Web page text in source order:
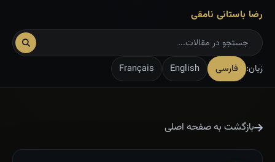
رضا باستانی نامقی
زبان: فارسی English
Français
بازگشت به صفحه اصلی